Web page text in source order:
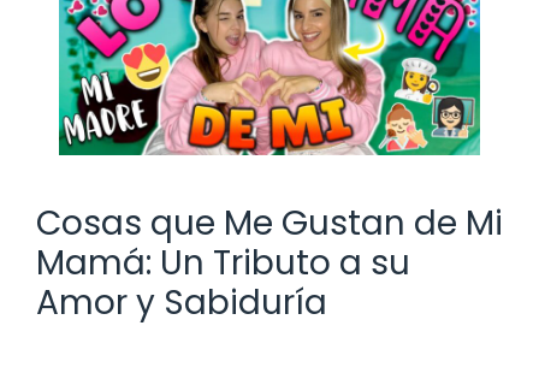
Cosas que Me Gustan de Mi
Mamá: Un Tributo a su
Amor y Sabiduría